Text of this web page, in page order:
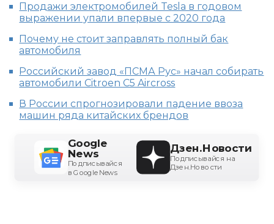
Продажи электромобилей Tesla в годовом
выражении упали впервые с 2020 года
Почему не стоит заправлять полный бак
автомобиля
Российский завод «ПСМА Рус» начал собирать
автомобили Citroen C5 Aircross
В России спрогнозировали падение ввоза
машин ряда китайских брендов
Google
News
Подписывайся
в Google News
Дзен.Новости
Подписывайся на
Дзен.Новости